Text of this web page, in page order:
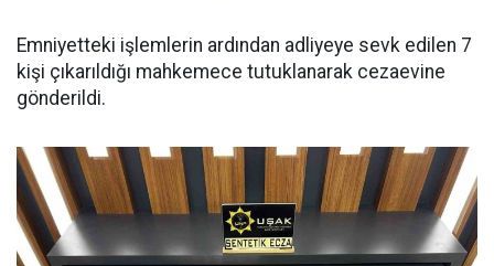
Emniyetteki işlemlerin ardından adliyeye sevk edilen 7
kişi çıkarıldığı mahkemece tutuklanarak cezaevine
gönderildi.